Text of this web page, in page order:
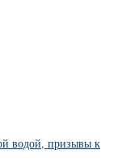
водой, призывы к